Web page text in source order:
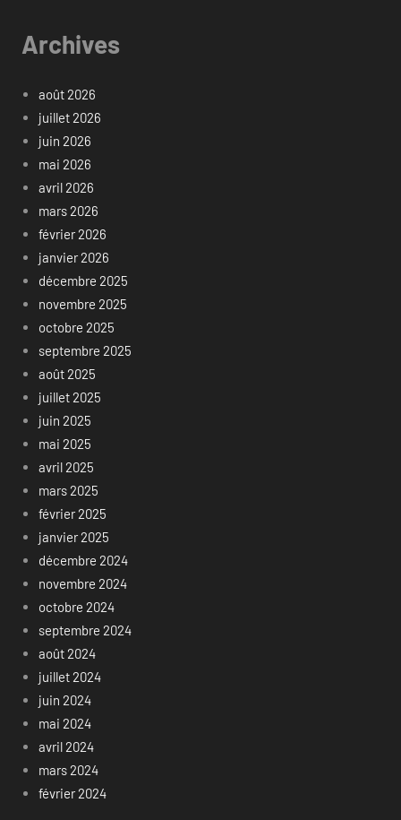
Archives
août 2026
juillet 2026
juin 2026
mai 2026
avril 2026
mars 2026
février 2026
janvier 2026
décembre 2025
novembre 2025
octobre 2025
septembre 2025
août 2025
juillet 2025
juin 2025
mai 2025
avril 2025
mars 2025
février 2025
janvier 2025
décembre 2024
novembre 2024
octobre 2024
septembre 2024
août 2024
juillet 2024
juin 2024
mai 2024
avril 2024
mars 2024
février 2024